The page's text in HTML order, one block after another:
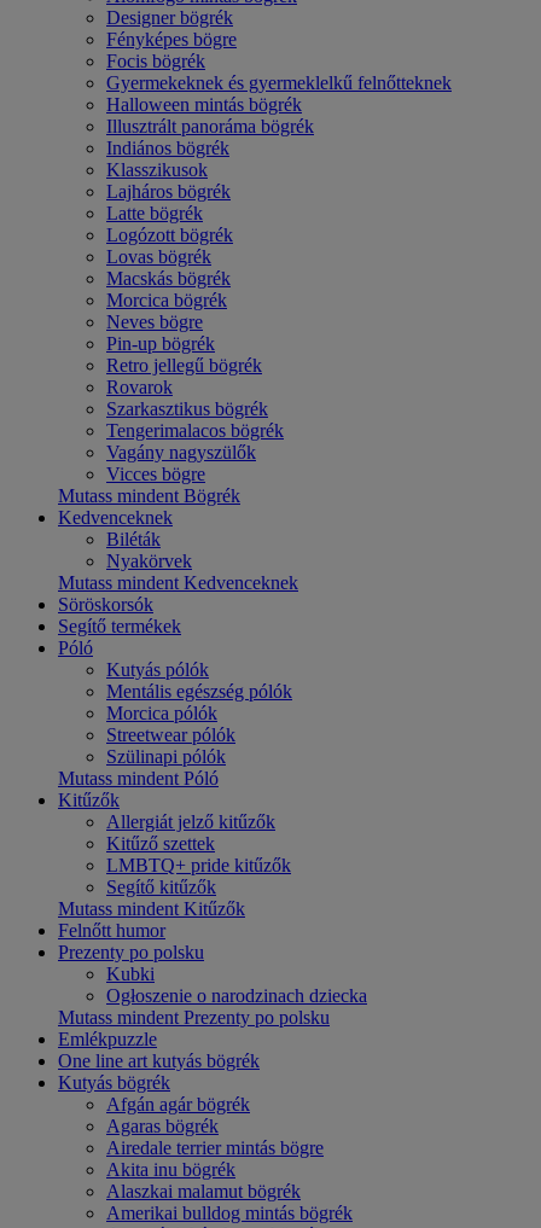
Designer bögrék
Fényképes bögre
Focis bögrék
Gyermekeknek és gyermeklelkű felnőtteknek
Halloween mintás bögrék
Illusztrált panoráma bögrék
Indiános bögrék
Klasszikusok
Lajháros bögrék
Latte bögrék
Logózott bögrék
Lovas bögrék
Macskás bögrék
Morcica bögrék
Neves bögre
Pin-up bögrék
Retro jellegű bögrék
Rovarok
Szarkasztikus bögrék
Tengerimalacos bögrék
Vagány nagyszülők
Vicces bögre
Mutass mindent Bögrék
Kedvenceknek
Biléták
Nyakörvek
Mutass mindent Kedvenceknek
Söröskorsók
Segítő termékek
Póló
Kutyás pólók
Mentális egészség pólók
Morcica pólók
Streetwear pólók
Szülinapi pólók
Mutass mindent Póló
Kitűzők
Allergiát jelző kitűzők
Kitűző szettek
LMBTQ+ pride kitűzők
Segítő kitűzők
Mutass mindent Kitűzők
Felnőtt humor
Prezenty po polsku
Kubki
Ogłoszenie o narodzinach dziecka
Mutass mindent Prezenty po polsku
Emlékpuzzle
One line art kutyás bögrék
Kutyás bögrék
Afgán agár bögrék
Agaras bögrék
Airedale terrier mintás bögre
Akita inu bögrék
Alaszkai malamut bögrék
Amerikai bulldog mintás bögrék